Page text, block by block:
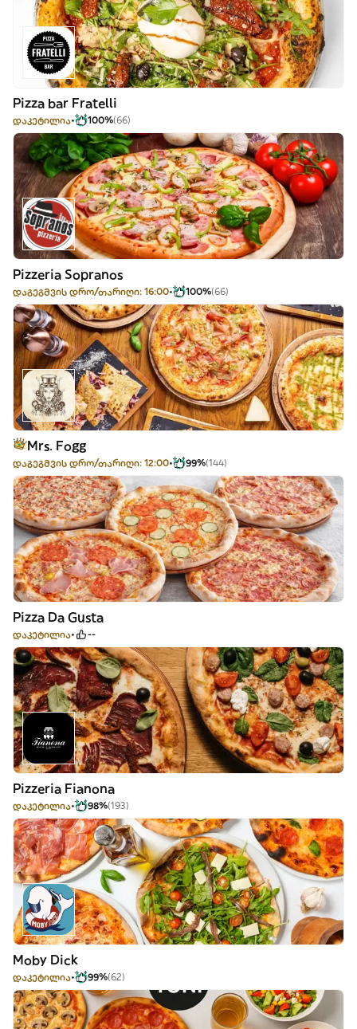
Pizza bar Fratelli
დაკეტილია 100%(66)
Pizzeria Sopranos
დაგეგმვის დრო/თარიღი: 16:00 100%(66)
Mrs. Fogg
დაგეგმვის დრო/თარიღი: 12:00 99%(144)
Pizza Da Gusta
დაკეტილია --
Pizzeria Fianona
დაკეტილია 98%(193)
Moby Dick
დაკეტილია 99%(62)